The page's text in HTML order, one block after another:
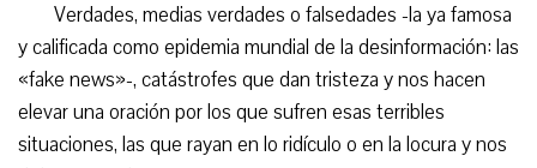
Verdades, medias verdades o falsedades -la ya famosa
y calificada como epidemia mundial de la desinformación: las
«fake news»-, catástrofes que dan tristeza y nos hacen
elevar una oración por los que sufren esas terribles
situaciones, las que rayan en lo ridículo o en la locura y nos